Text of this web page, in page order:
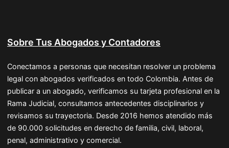
Sobre Tus Abogados y Contadores
Conectamos a personas que necesitan resolver un problema
legal con abogados verificados en todo Colombia. Antes de
publicar a un abogado, verificamos su tarjeta profesional en la
Rama Judicial, consultamos antecedentes disciplinarios y
revisamos su trayectoria. Desde 2016 hemos atendido más
de 90.000 solicitudes en derecho de familia, civil, laboral,
penal, administrativo y comercial.